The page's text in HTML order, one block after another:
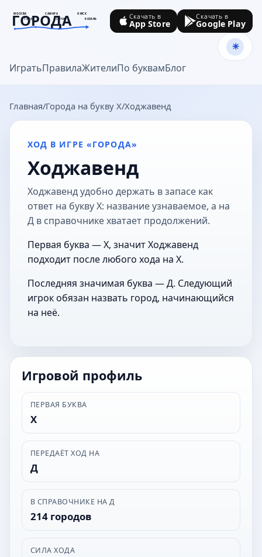
МОСКВА САМАРА
ОМСК
ТУЛА
СОЧИ КАЗАНЬ
ГОРОДА
goroda-na.ru
ИгратьПравилаЖителиПо буквамБлог
Скачать в
App Store
Скачать в
Google Play
Главная Города на букву Х Ходжавенд
ХОД В ИГРЕ «ГОРОДА»
Ходжавенд
Ходжавенд удобно держать в запасе как
ответ на букву Х: название узнаваемое, а на
Д в справочнике хватает продолжений.
Первая буква — Х, значит Ходжавенд
подходит после любого хода на Х.
Последняя значимая буква — Д. Следующий
игрок обязан назвать город, начинающийся
на неё.
Игровой профиль
ПЕРВАЯ БУКВА
Х
ПЕРЕДАЁТ ХОД НА
Д
В СПРАВОЧНИКЕ НА Д
214 городов
СИЛА ХОДА